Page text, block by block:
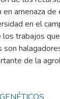
en amenaza
en el
trabajos
son
de la